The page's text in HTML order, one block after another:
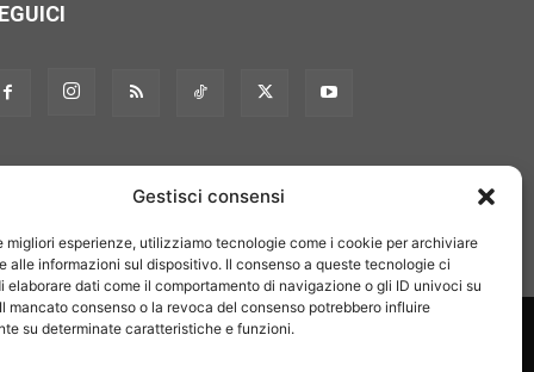
Gestisci consensi
migliori esperienze, utilizziamo tecnologie come i cookie per archiviare
alle informazioni sul dispositivo. Il consenso a queste tecnologie ci
elaborare dati come il comportamento di navigazione o gli ID univoci su
mancato consenso o la revoca del consenso potrebbero influire
su determinate caratteristiche e funzioni.
noi Pubblicità Privacy policy Linee editoriali